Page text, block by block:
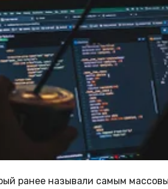
ранее называли самым